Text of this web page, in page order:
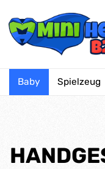
Baby Spielzeug